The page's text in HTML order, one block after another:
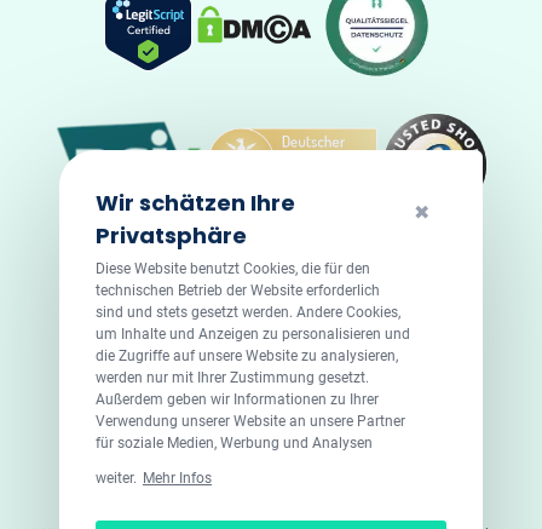
© 2026 DoktorABC.com
Doktorabc.com ist eine Vermittlungsplattform. Doktorabc ist
✖
Wir schätzen Ihre
Privatsphäre
Diese Website benutzt Cookies, die für den
technischen Betrieb der Website erforderlich
sind und stets gesetzt werden. Andere Cookies,
um Inhalte und Anzeigen zu personalisieren und
die Zugriffe auf unsere Website zu analysieren,
werden nur mit Ihrer Zustimmung gesetzt.
Außerdem geben wir Informationen zu Ihrer
Verwendung unserer Website an unsere Partner
für soziale Medien, Werbung und Analysen
weiter. Mehr Infos